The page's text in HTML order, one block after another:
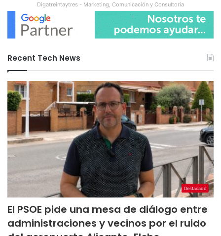
Digatreintaytres - Marketing, Comunicación y Consultoría
Recent Tech News
Destacado
El PSOE pide una mesa de diálogo entre
administraciones y vecinos por el ruido